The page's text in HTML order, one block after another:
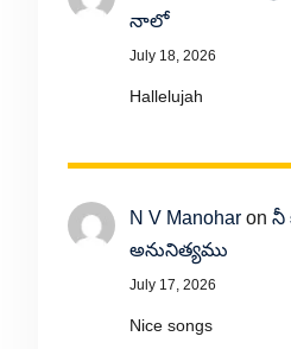
నాలో
July 18, 2026
Hallelujah
N V Manoharon నీ
అనునిత్యము
July 17, 2026
Nice songs